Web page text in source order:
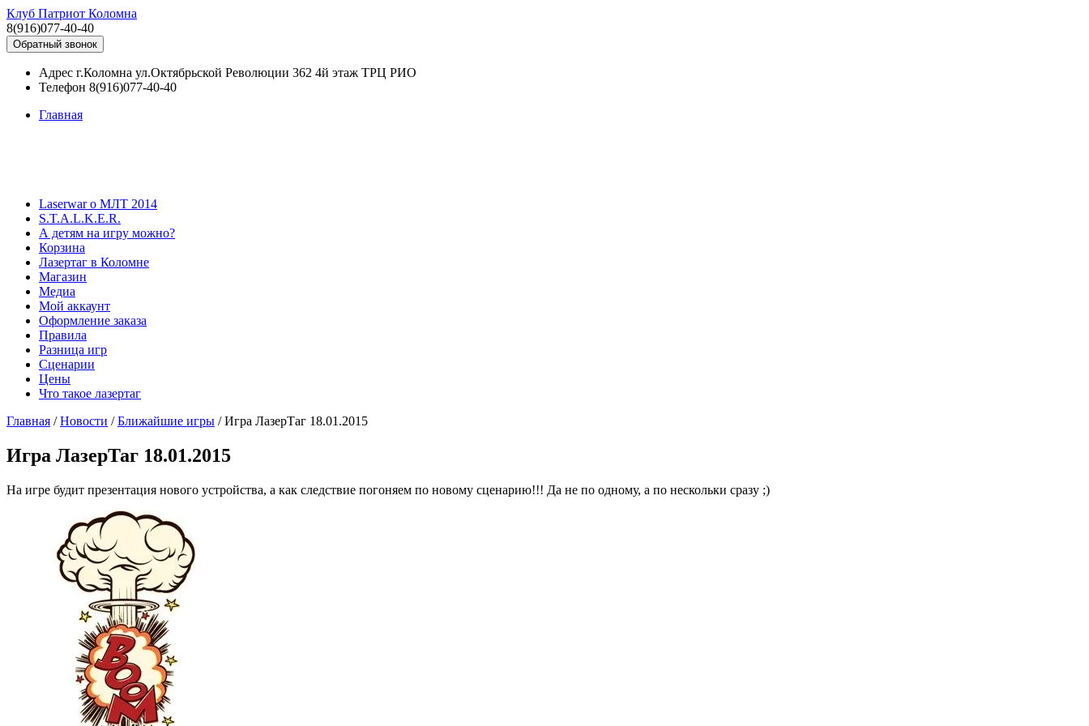
Клуб Патриот Коломна
8(916)077-40-40
Обратный звонок
Адрес г.Коломна ул.Октябрьской Революции 362 4й этаж ТРЦ РИО
Телефон 8(916)077-40-40
Главная
Laserwar о МЛТ 2014
S.T.A.L.K.E.R.
А детям на игру можно?
Корзина
Лазертаг в Коломне
Магазин
Медиа
Мой аккаунт
Оформление заказа
Правила
Разница игр
Сценарии
Цены
Что такое лазертаг
Главная /Новости /Ближайшие игры /Игра ЛазерТаг 18.01.2015
Игра ЛазерТаг 18.01.2015
На игре будит презентация нового устройства, а как следствие погоняем по новому сценарию!!! Да не по одному, а по нескольки сразу ;)